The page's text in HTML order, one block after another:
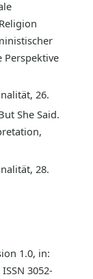
Perspektive
26.
She Said.
28.
1.0, in:
3052-